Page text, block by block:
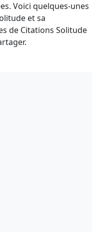
Voici quelques-unes
et sa
de Citations Solitude